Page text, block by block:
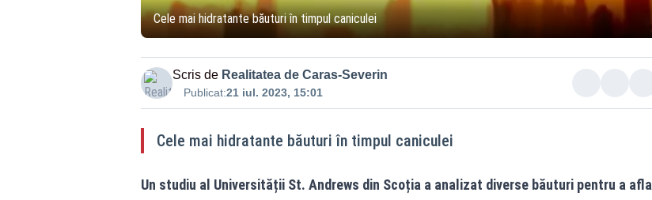
Cele mai hidratante băuturi în timpul caniculei
Scris de Realitatea de Caras-Severin
Publicat:21 iul. 2023, 15:01
Cele mai hidratante băuturi în timpul caniculei
Un studiu al Universității St. Andrews din Scoția a analizat diverse băuturi pentru a afla